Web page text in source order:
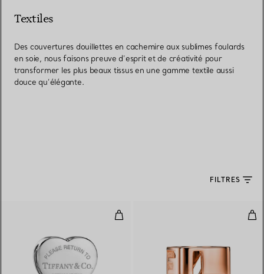
Textiles
Des couvertures douillettes en cachemire aux sublimes foulards
en soie, nous faisons preuve d’esprit et de créativité pour
transformer les plus beaux tissus en une gamme textile aussi
douce qu’élégante.
FILTRES
Anneau de foulard en métal